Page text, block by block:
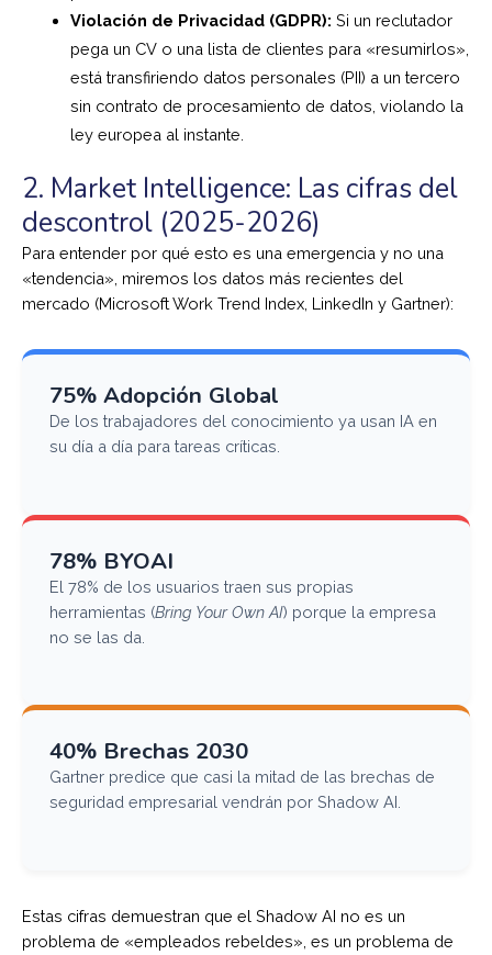
Violación de Privacidad (GDPR): Si un reclutador
pega un CV o una lista de clientes para «resumirlos»,
está transfiriendo datos personales (PII) a un tercero
sin contrato de procesamiento de datos, violando la
ley europea al instante.
2. Market Intelligence: Las cifras del
descontrol (2025-2026)
Para entender por qué esto es una emergencia y no una
«tendencia», miremos los datos más recientes del
mercado (Microsoft Work Trend Index, LinkedIn y Gartner):
75% Adopción Global
De los trabajadores del conocimiento ya usan IA en
su día a día para tareas críticas.
78% BYOAI
El 78% de los usuarios traen sus propias
herramientas (Bring Your Own AI) porque la empresa
no se las da.
40% Brechas 2030
Gartner predice que casi la mitad de las brechas de
seguridad empresarial vendrán por Shadow AI.
Estas cifras demuestran que el Shadow AI no es un
problema de «empleados rebeldes», es un problema de